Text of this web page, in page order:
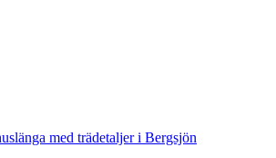
med trädetaljer i Bergsjön